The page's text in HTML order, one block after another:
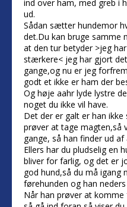
ind over ham, med greb i
ud.
Sådan sætter hundemor
det.Du kan bruge samme
at den tur betyder >jeg
stærkere< jeg har gjort
gange,og nu er jeg
godt et ikke er ham der
Og høje aahr lyde lystre
noget du ikke vil have.
Det der er galt er han
prøver at tage magten,så
gange, så han finder ud af
Ellers har du pludselig en
bliver for farlig, og det er
god hund,så du må igang
førehunden og han
Når han prøver at